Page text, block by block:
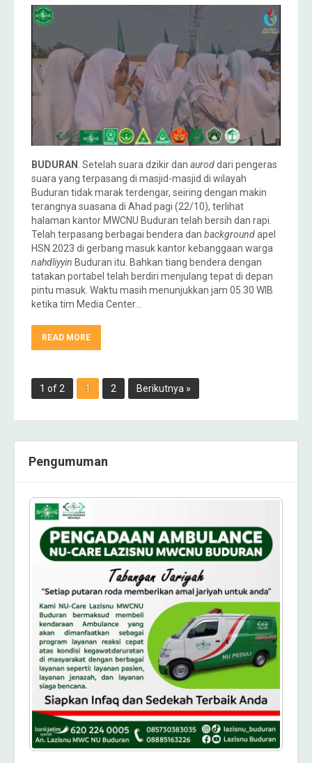
BUDURAN . Setelah suara dzikir dan auroddari pengeras
suara yang terpasang di masjid-masjid di wilayah
Buduran tidak marak terdengar, seiring dengan makin
terangnya suasana di Ahad pagi (22/10), terlihat
halaman kantor MWCNU Buduran telah bersih dan rapi.
Telah terpasang berbagai bendera dan backgroundapel
HSN 2023 di gerbang masuk kantor kebanggaan warga
nahdliyyin Buduran itu. Bahkan tiang bendera dengan
tatakan portabel telah berdiri menjulang tepat di depan
pintu masuk. Waktu masih menunjukkan jam 05.30 WIB
ketika tim Media Center…
READ MORE
1 of 2 1 2 Berikutnya »
Pengumuman